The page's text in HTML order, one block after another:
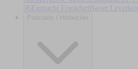
96Eintracht Frankfurt Bayer
Podcasts / Hörbücher